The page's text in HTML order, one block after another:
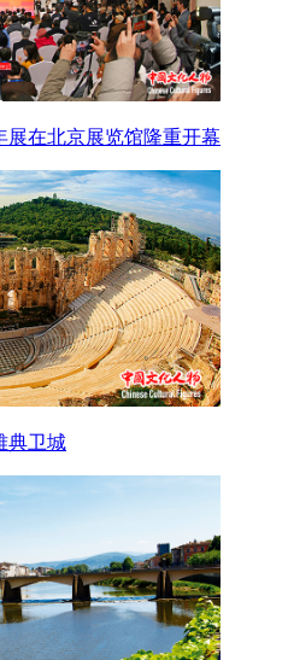
在北京展览馆隆重开幕
典卫城